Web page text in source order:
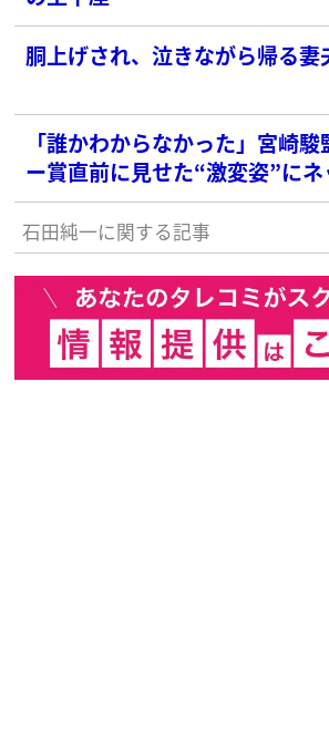
胴上げされ、泣きながら帰る妻
「誰かわからなかった」宮崎
ー賞直前に見せた“激変姿”に
石田純一に関する記事